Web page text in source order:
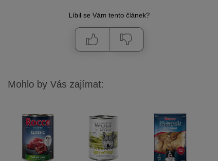
Líbil se Vám tento článek?
Mohlo by Vás zajímat: